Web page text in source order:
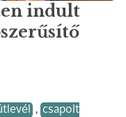
indult
, csapolt